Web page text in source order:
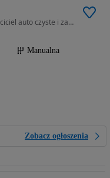
1368 cm3 • 95 KM • Polski salon 1-szy właściciel auto czyste i zadbane
Manualna
Zobacz ogłoszenia